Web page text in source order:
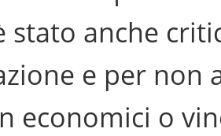
stato anche
e per non
economici o